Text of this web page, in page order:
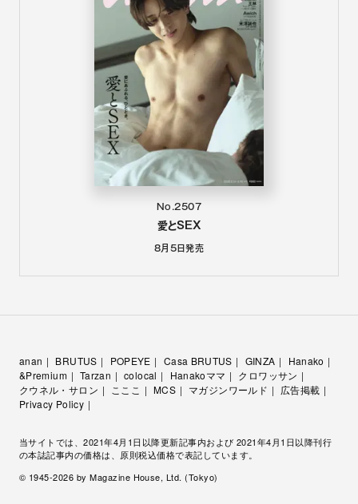
No.2507
愛とSEX
8月5日発売
anan BRUTUS POPEYE Casa BRUTUS GINZA
Hanako
&Premium
Tarzan colocal Hanakoママ
クロワッサン
クウネル・サロン
こここ MCS マガジンワールド
広告掲載
Privacy Policy
当サイトでは、2021年4月1日以降更新記事内および 2021年4月1日以降刊行
の本誌記事内の価格は、原則税込価格で表記しています。
© 1945-2026 by Magazine House, Ltd. (Tokyo)